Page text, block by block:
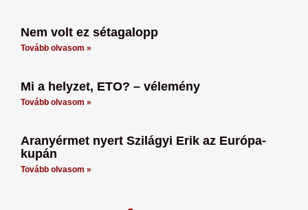
Nem volt ez sétagalopp
Tovább olvasom »
Mi a helyzet, ETO? – vélemény
Tovább olvasom »
Aranyérmet nyert Szilágyi Erik az Európa-
kupán
Tovább olvasom »